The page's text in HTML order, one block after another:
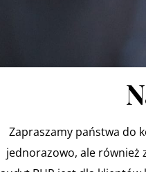
Zapraszamy państwa do
jednorazowo, ale również